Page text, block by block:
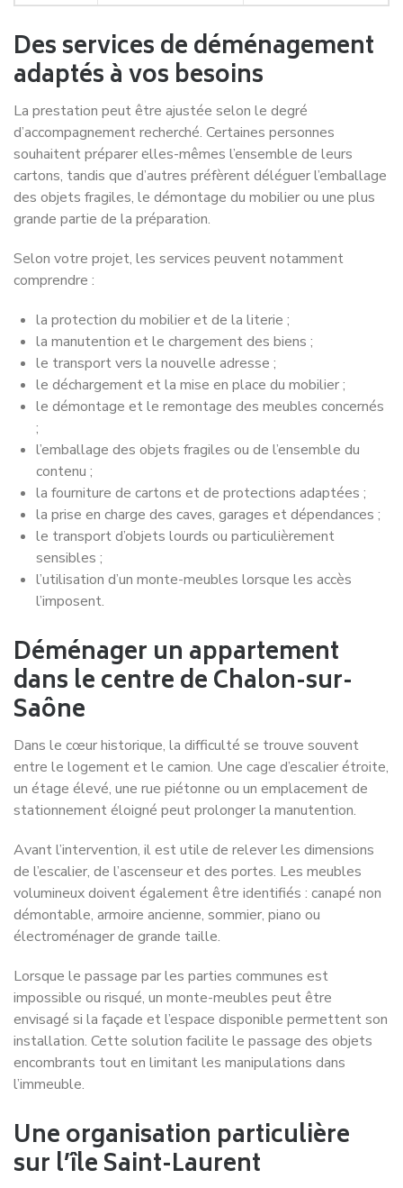
Des services de déménagement
adaptés à vos besoins
La prestation peut être ajustée selon le degré
d’accompagnement recherché. Certaines personnes
souhaitent préparer elles-mêmes l’ensemble de leurs
cartons, tandis que d’autres préfèrent déléguer l’emballage
des objets fragiles, le démontage du mobilier ou une plus
grande partie de la préparation.
Selon votre projet, les services peuvent notamment
comprendre :
la protection du mobilier et de la literie ;
la manutention et le chargement des biens ;
le transport vers la nouvelle adresse ;
le déchargement et la mise en place du mobilier ;
le démontage et le remontage des meubles concernés
;
l’emballage des objets fragiles ou de l’ensemble du
contenu ;
la fourniture de cartons et de protections adaptées ;
la prise en charge des caves, garages et dépendances ;
le transport d’objets lourds ou particulièrement
sensibles ;
l’utilisation d’un monte-meubles lorsque les accès
l’imposent.
Déménager un appartement
dans le centre de Chalon-sur-
Saône
Dans le cœur historique, la difficulté se trouve souvent
entre le logement et le camion. Une cage d’escalier étroite,
un étage élevé, une rue piétonne ou un emplacement de
stationnement éloigné peut prolonger la manutention.
Avant l’intervention, il est utile de relever les dimensions
de l’escalier, de l’ascenseur et des portes. Les meubles
volumineux doivent également être identifiés : canapé non
démontable, armoire ancienne, sommier, piano ou
électroménager de grande taille.
Lorsque le passage par les parties communes est
impossible ou risqué, un monte-meubles peut être
envisagé si la façade et l’espace disponible permettent son
installation. Cette solution facilite le passage des objets
encombrants tout en limitant les manipulations dans
l’immeuble.
Une organisation particulière
sur l’île Saint-Laurent